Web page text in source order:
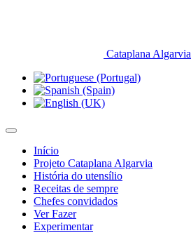
Cataplana Algarvia
Início
Projeto Cataplana Algarvia
História do utensílio
Receitas de sempre
Chefes convidados
Ver Fazer
Experimentar